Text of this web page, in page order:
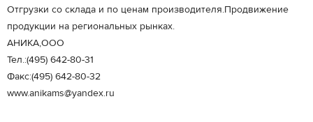
Отгрузки со склада и по ценам производителя.Продвижение
продукции на региональных рынках.
АНИКА,ООО
Тел.:(495) 642-80-31
Факс:(495) 642-80-32
www.anikams@yandex.ru